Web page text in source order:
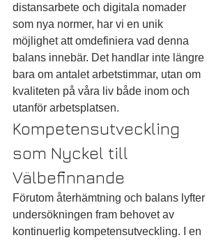
distansarbete och digitala nomader
som nya normer, har vi en unik
möjlighet att omdefiniera vad denna
balans innebär. Det handlar inte längre
bara om antalet arbetstimmar, utan om
kvaliteten på våra liv både inom och
utanför arbetsplatsen.
Kompetensutveckling
som Nyckel till
Välbefinnande
Förutom återhämtning och balans lyfter
undersökningen fram behovet av
kontinuerlig kompetensutveckling. I en